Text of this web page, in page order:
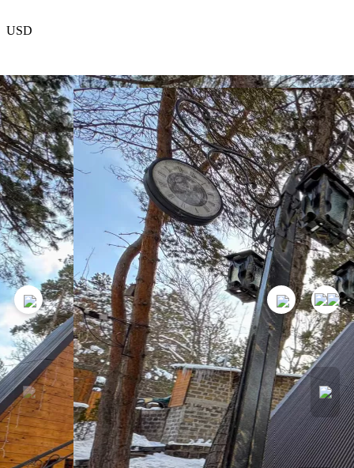
USD
EUR
რჩეული
პროექტის შესახებ კონტაქტები თანამშრომლობა
233GEL
1ღამე
დაჯავშვნა